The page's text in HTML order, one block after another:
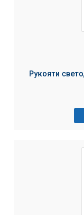
Рукояти